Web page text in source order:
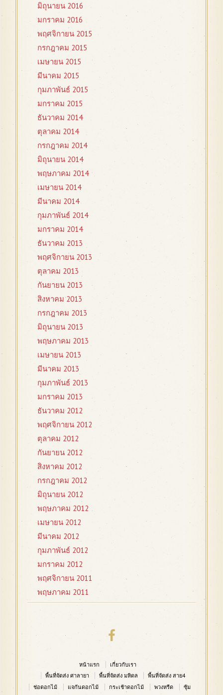
มิถุนายน 2016
มกราคม 2016
พฤศจิกายน 2015
กรกฎาคม 2015
เมษายน 2015
มีนาคม 2015
กุมภาพันธ์ 2015
มกราคม 2015
ธันวาคม 2014
ตุลาคม 2014
กรกฎาคม 2014
มิถุนายน 2014
พฤษภาคม 2014
เมษายน 2014
มีนาคม 2014
กุมภาพันธ์ 2014
มกราคม 2014
ธันวาคม 2013
พฤศจิกายน 2013
ตุลาคม 2013
กันยายน 2013
สิงหาคม 2013
กรกฎาคม 2013
มิถุนายน 2013
พฤษภาคม 2013
เมษายน 2013
มีนาคม 2013
กุมภาพันธ์ 2013
มกราคม 2013
ธันวาคม 2012
พฤศจิกายน 2012
ตุลาคม 2012
กันยายน 2012
สิงหาคม 2012
กรกฎาคม 2012
มิถุนายน 2012
พฤษภาคม 2012
เมษายน 2012
มีนาคม 2012
กุมภาพันธ์ 2012
มกราคม 2012
พฤศจิกายน 2011
พฤษภาคม 2011
หน้าแรก
เกี่ยวกับเรา
พื้นที่จัดส่ง ศาลายา
พื้นที่จัดส่ง มหิดล
พื้นที่จัดส่ง สาย4
ช่อดอกไม้
แจกันดอกไม้ กระเช้าดอกไม้ พวงหรีด
ซุ้ม